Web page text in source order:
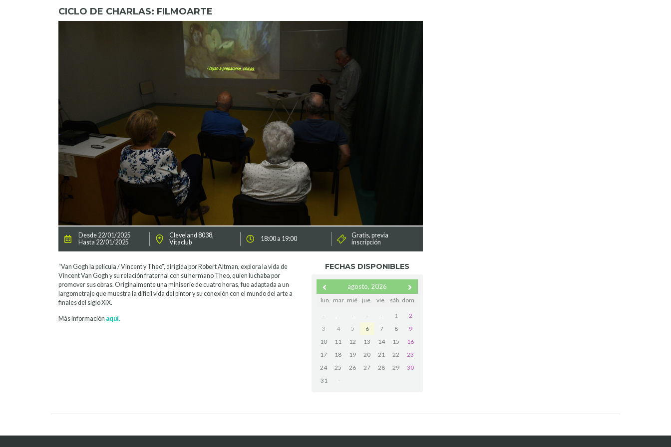
CICLO DE CHARLAS: FILMOARTE
Desde 22/01/2025
Hasta 22/01/2025
Cleveland 8038,
Vitaclub
18:00 a 19:00
Gratis, previa
inscripción
“Van Gogh la película / Vincent y Theo”, dirigida por Robert Altman, explora la vida de
Vincent Van Gogh y su relación fraternal con su hermano Theo, quien luchaba por
promover sus obras. Originalmente una miniserie de cuatro horas, fue adaptada a un
largometraje que muestra la difícil vida del pintor y su conexión con el mundo del arte a
finales del siglo XIX.
Más información aquí.
FECHAS DISPONIBLES
agosto, 2026
lun. mar. mié. jue. vie. sáb. dom.
- - - - - 1
2
3
4 5 6 7 8
9
10
11 12 13 14 15
16
17
18 19 20 21 22
23
24
25 26 27 28 29
30
31
-